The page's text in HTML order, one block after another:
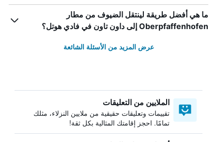
ما هي أفضل طريقة لينتقل الضيوف من مطار
Oberpfaffenhofen إلى داون تاون في فادي هوتل؟
عرض المزيد من الأسئلة الشائعة
الملايين من التعليقات
تقييمات وتعليقات حقيقية من ملايين النزلاء، مثلك
تمامًا. احجز إقامتك المثالية بكل ثقة!